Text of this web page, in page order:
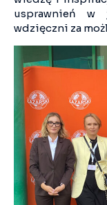
usprawnień w
wdzięczni za